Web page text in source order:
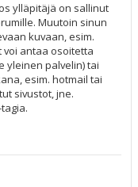
ylläpitäjä on sallinut
Muutoin sinun
kuvaan, esim.
voi antaa osoitetta
yleinen palvelin) tai
esim. hotmail tai
sivustot, jne.